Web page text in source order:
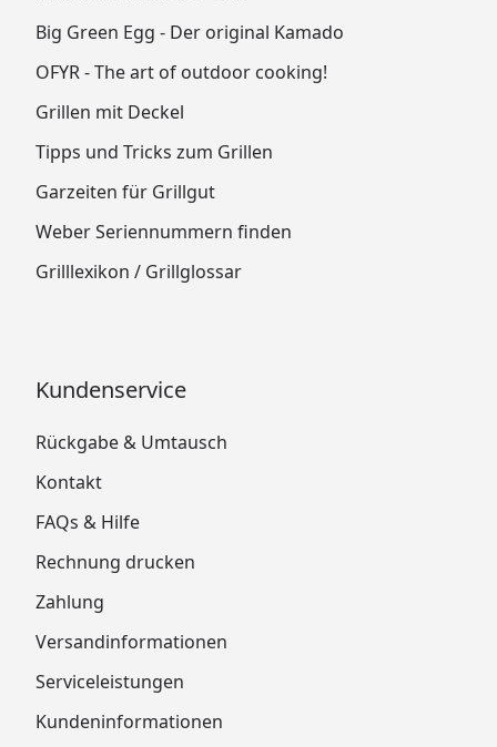
Big Green Egg - Der original Kamado
OFYR - The art of outdoor cooking!
Grillen mit Deckel
Tipps und Tricks zum Grillen
Garzeiten für Grillgut
Weber Seriennummern finden
Grilllexikon / Grillglossar
Kundenservice
Rückgabe & Umtausch
Kontakt
FAQs & Hilfe
Rechnung drucken
Zahlung
Versandinformationen
Serviceleistungen
Kundeninformationen